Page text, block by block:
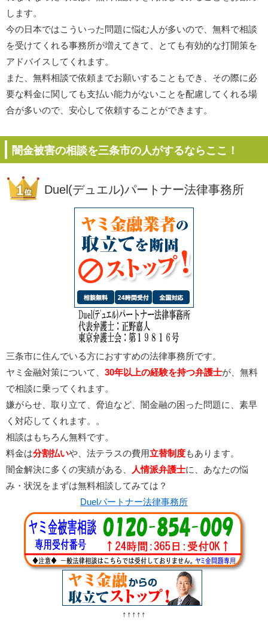
します。
今の日本ではこういった問題に悩む人が多いので、無料で相談
を受けてくれる事務所が増えてきて、とても有効的な打開策を
アドバイスしてくれます。
また、無料相談で依頼までお願いすることもでき、その際に必
要な料金に関しても支払い能力がないことを配慮してくれる場
合が多いので、安心して依頼することができます。
闇金被害の相談を三条市の人がするならここ！
Duel(デュエル)パートナー法律事務所
三条市に住んでいる方におすすめの法律事務所です。
ヤミ金融対策について、 30年以上の経験を持つ弁護士が、無料
で相談に乗ってくれます。
嫌がらせ、取り立て、脅迫など、闇金融の困った問題に、素早
く対応してくれます。。
相談はもちろん無料です。
料金は分割払いや、法テラスの費用立替制度もあります。
闇金解決に多くの実績がある、
人情派弁護士に、あなたの悩
み・状況をまずは無料相談してみては？
Duelパートナー法律事務所
↑↑↑↑↑